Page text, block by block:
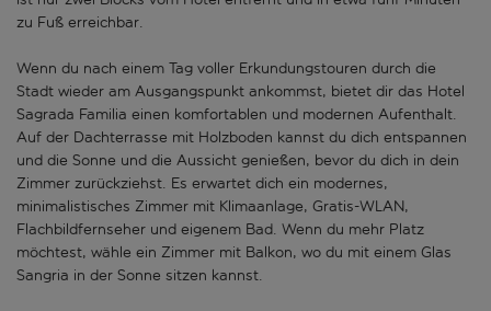
zu Fuß erreichbar.
Wenn du nach einem Tag voller Erkundungstouren durch die
Stadt wieder am Ausgangspunkt ankommst, bietet dir das Hotel
Sagrada Familia einen komfortablen und modernen Aufenthalt.
Auf der Dachterrasse mit Holzboden kannst du dich entspannen
und die Sonne und die Aussicht genießen, bevor du dich in dein
Zimmer zurückziehst. Es erwartet dich ein modernes,
minimalistisches Zimmer mit Klimaanlage, Gratis-WLAN,
Flachbildfernseher und eigenem Bad. Wenn du mehr Platz
möchtest, wähle ein Zimmer mit Balkon, wo du mit einem Glas
Sangria in der Sonne sitzen kannst.